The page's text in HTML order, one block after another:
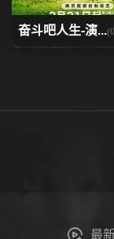
奋斗吧人生-演...
最